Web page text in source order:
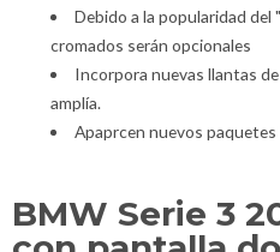
Debido a la popularidad
cromados serán opcionales
Incorpora nuevas llantas
amplía.
Apaprcen nuevos
BMW Serie 3